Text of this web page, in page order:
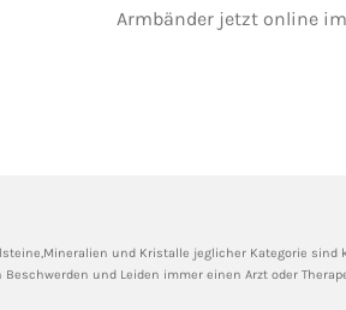
Armbänder jetzt online
und Kristalle jeglicher Kategorie sind
und Leiden immer einen Arzt oder